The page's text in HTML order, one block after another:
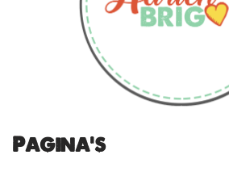
Pagina's